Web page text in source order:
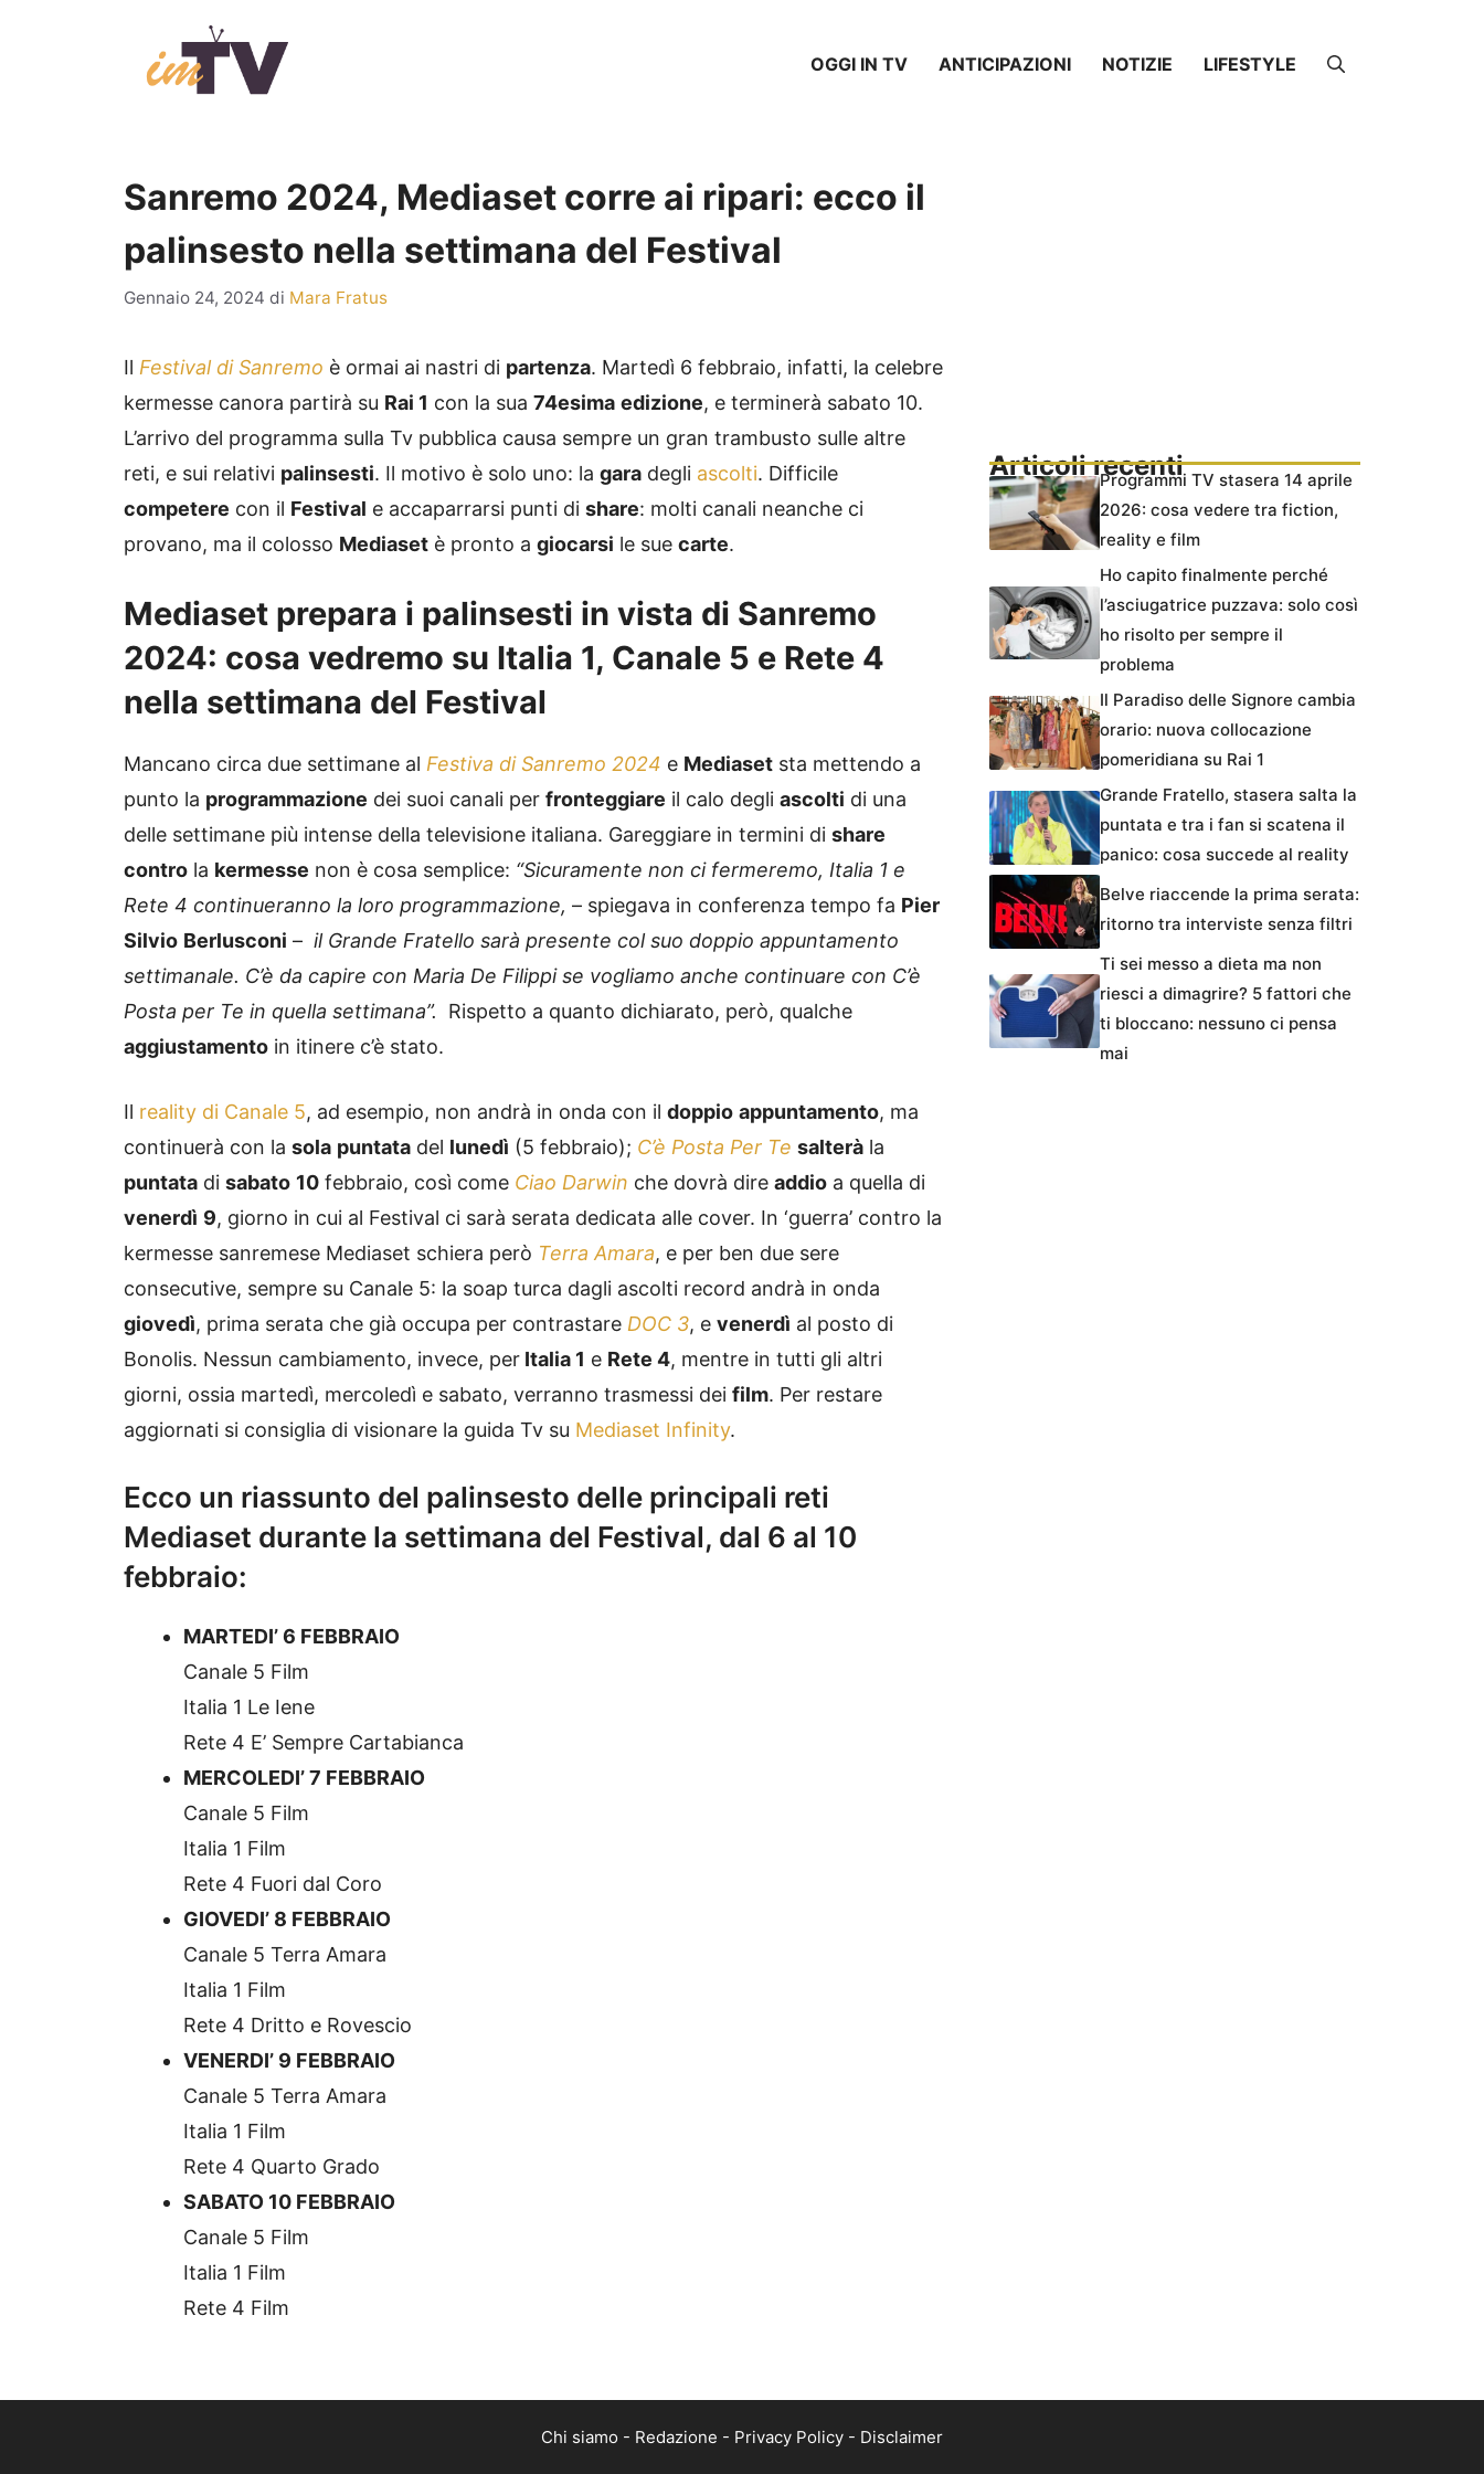
OGGI IN TV ANTICIPAZIONI NOTIZIE LIFESTYLE
Sanremo 2024, Mediaset corre ai ripari: ecco il
palinsesto nella settimana del Festival
Gennaio 24, 2024 di Mara Fratus
Il Festival di Sanremo è ormai ai nastri di partenza. Martedì 6 febbraio, infatti, la celebre
kermesse canora partirà su Rai 1 con la sua 74esima edizione, e terminerà sabato 10.
L’arrivo del programma sulla Tv pubblica causa sempre un gran trambusto sulle altre
reti, e sui relativi palinsesti. Il motivo è solo uno: la gara degli ascolti. Difficile
competere con il Festival e accaparrarsi punti di share: molti canali neanche ci
provano, ma il colosso Mediaset è pronto a giocarsi le sue carte.
Mediaset prepara i palinsesti in vista di Sanremo
2024: cosa vedremo su Italia 1, Canale 5 e Rete 4
nella settimana del Festival
Mancano circa due settimane al Festiva di Sanremo 2024 e Mediaset sta mettendo a
punto la programmazione dei suoi canali per fronteggiare il calo degli ascolti di una
delle settimane più intense della televisione italiana. Gareggiare in termini di share
contro la kermesse non è cosa semplice: “Sicuramente non ci fermeremo, Italia 1 e
Rete 4 continueranno la loro programmazione, – spiegava in conferenza tempo fa Pier
Silvio Berlusconi – il Grande Fratello sarà presente col suo doppio appuntamento
settimanale. C’è da capire con Maria De Filippi se vogliamo anche continuare con C’è
Posta per Te in quella settimana”. Rispetto a quanto dichiarato, però, qualche
aggiustamento in itinere c’è stato.
Il reality di Canale 5, ad esempio, non andrà in onda con il doppio appuntamento, ma
continuerà con la sola puntata del lunedì (5 febbraio); C’è Posta Per Te salterà la
puntata di sabato 10 febbraio, così come Ciao Darwin che dovrà dire addio a quella di
venerdì 9, giorno in cui al Festival ci sarà serata dedicata alle cover. In ‘guerra’ contro la
kermesse sanremese Mediaset schiera però Terra Amara, e per ben due sere
consecutive, sempre su Canale 5: la soap turca dagli ascolti record andrà in onda
giovedì, prima serata che già occupa per contrastare DOC 3, e venerdì al posto di
Bonolis. Nessun cambiamento, invece, per Italia 1 e Rete 4, mentre in tutti gli altri
giorni, ossia martedì, mercoledì e sabato, verranno trasmessi dei film. Per restare
aggiornati si consiglia di visionare la guida Tv su Mediaset Infinity.
Ecco un riassunto del palinsesto delle principali reti
Mediaset durante la settimana del Festival, dal 6 al 10
febbraio:
MARTEDI’ 6 FEBBRAIO
Canale 5 Film
Italia 1 Le Iene
Rete 4 E’ Sempre Cartabianca
MERCOLEDI’ 7 FEBBRAIO
Canale 5 Film
Italia 1 Film
Rete 4 Fuori dal Coro
GIOVEDI’ 8 FEBBRAIO
Canale 5 Terra Amara
Italia 1 Film
Rete 4 Dritto e Rovescio
VENERDI’ 9 FEBBRAIO
Canale 5 Terra Amara
Italia 1 Film
Rete 4 Quarto Grado
SABATO 10 FEBBRAIO
Canale 5 Film
Italia 1 Film
Rete 4 Film
Articoli recentiProgrammi TV stasera 14 aprile
2026: cosa vedere tra fiction,
reality e film
Ho capito finalmente perché
l’asciugatrice puzzava: solo così
ho risolto per sempre il
problema
Il Paradiso delle Signore cambia
orario: nuova collocazione
pomeridiana su Rai 1
Grande Fratello, stasera salta la
puntata e tra i fan si scatena il
panico: cosa succede al reality
Belve riaccende la prima serata:
ritorno tra interviste senza filtri
Ti sei messo a dieta ma non
riesci a dimagrire? 5 fattori che
ti bloccano: nessuno ci pensa
mai
Chi siamo - Redazione - Privacy Policy - Disclaimer